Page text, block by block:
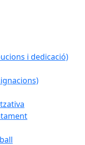
i dedicació)